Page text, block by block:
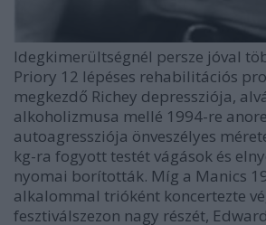
Idegkimerültségnél persze jóval
Priory 12 lépéses rehabilitációs
megkezdő Richey depressziója,
alkoholizmusa mellé 1994-re
autoagressziója önveszélyes
kg-ra fogyott testét vágások és
nyomai borították. Míg a Manics
alkalommal trióként koncertezte
fesztiválszezon nagy részét,